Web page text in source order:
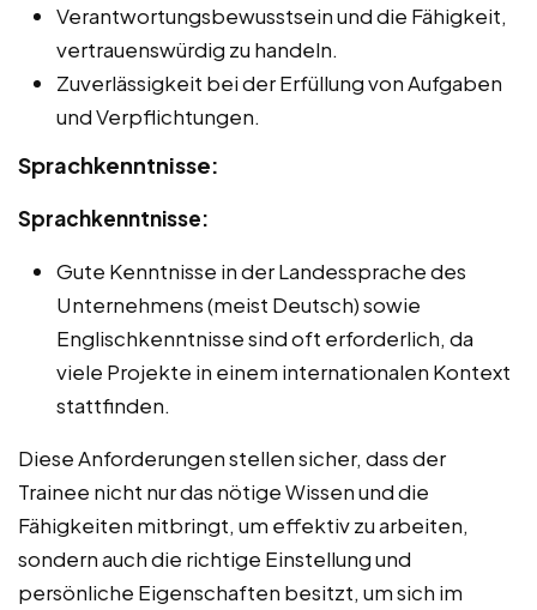
Verantwortungsbewusstsein und die Fähigkeit,
vertrauenswürdig zu handeln.
Zuverlässigkeit bei der Erfüllung von Aufgaben
und Verpflichtungen.
Sprachkenntnisse:
Sprachkenntnisse:
Gute Kenntnisse in der Landessprache des
Unternehmens (meist Deutsch) sowie
Englischkenntnisse sind oft erforderlich, da
viele Projekte in einem internationalen Kontext
stattfinden.
Diese Anforderungen stellen sicher, dass der
Trainee nicht nur das nötige Wissen und die
Fähigkeiten mitbringt, um effektiv zu arbeiten,
sondern auch die richtige Einstellung und
persönliche Eigenschaften besitzt, um sich im